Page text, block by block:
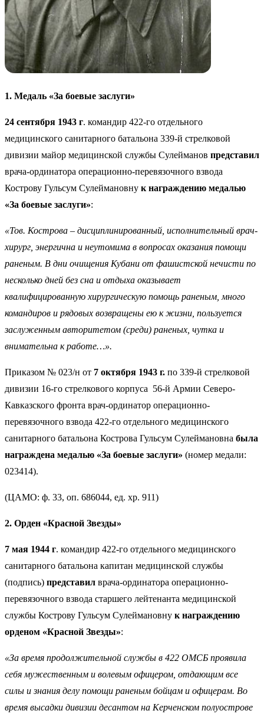
1. Медаль «За боевые заслуги»
24 сентября 1943 г. командир 422-го отдельного
медицинского санитарного батальона 339-й стрелковой
дивизии майор медицинской службы Сулейманов представил
врача-ординатора операционно-перевязочного взвода
Кострову Гульсум Сулеймановну к награждению медалью
«За боевые заслуги»:
«Тов. Кострова – дисциплинированный, исполнительный врач-
хирург, энергична и неутомима в вопросах оказания помощи
раненым. В дни очищения Кубани от фашистской нечисти по
несколько дней без сна и отдыха оказывает
квалифицированную хирургическую помощь раненым, много
командиров и рядовых возвращены ею к жизни, пользуется
заслуженным авторитетом (среди) раненых, чутка и
внимательна к работе…».
Приказом № 023/н от 7 октября 1943 г. по 339-й стрелковой
дивизии 16-го стрелкового корпуса 56-й Армии Северо-
Кавказского фронта врач-ординатор операционно-
перевязочного взвода 422-го отдельного медицинского
санитарного батальона Кострова Гульсум Сулеймановна была
награждена медалью «За боевые заслуги» (номер медали:
023414).
(ЦАМО: ф. 33, оп. 686044, ед. хр. 911)
2. Орден «Красной Звезды»
7 мая 1944 г. командир 422-го отдельного медицинского
санитарного батальона капитан медицинской службы
(подпись) представил врача-ординатора операционно-
перевязочного взвода старшего лейтенанта медицинской
службы Кострову Гульсум Сулеймановну к награждению
орденом «Красной Звезды»:
«За время продолжительной службы в 422 ОМСБ проявила
себя мужественным и волевым офицером, отдающим все
силы и знания делу помощи раненым бойцам и офицерам. Во
время высадки дивизии десантом на Керченском полуострове